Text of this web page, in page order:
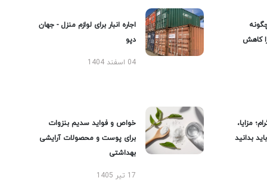
کاهش
اجاره انبار برای لوازم منزل - جهان
دپو
04 اسفند 1404
مزایا،
بدانید
خواص و فواید سدیم بنزوات
برای پوست و محصولات آرایشی
بهداشتی
17 تیر 1405